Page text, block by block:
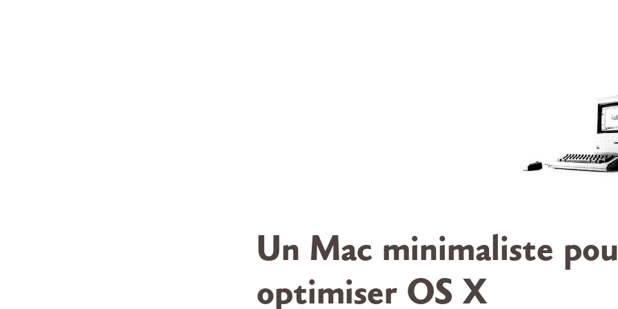
Un Mac minimaliste
optimiser OS X